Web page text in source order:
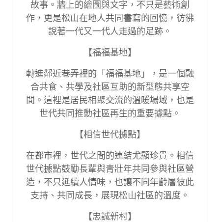
故事。牆上的繪圖與文字，不只是藝術創
作，更是松山在地人共同書寫的回憶，彷彿
說著一代又一代人走過的足跡。
【福福基地】
轉進鄰近巷弄裡的「福福基地」，是一個融
合共食、共學及社區互助的新型態共享空
間。這裡是居民相聚交流的溫暖場域，也是
世代共同推動社區再生的重要據點。
【相信世代據點】
在都市裡，世代之間的連結尤顯珍貴。相信
世代據點鼓勵長輩與青壯年共同參與社區營
造，不只延續人情味，也讓不同年齡層彼此
支持、共同成長，展現松山社區的溫度。
【忠誠新村】